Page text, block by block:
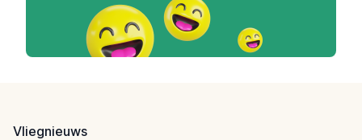
Vliegnieuws